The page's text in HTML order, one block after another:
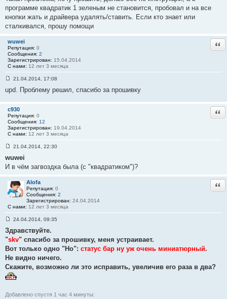
б
щ
н
е
#
5
2
программе квадратик 1 зеленым не становится, пробовал и на все
кнопки жать и драйвера удалять/ставить. Если кто знает или
сталкивался, прошу помощи
wuwei
Репутация: 0
Сообщения: 2
Зарегистрирован: 15.04.2014
С нами: 12 лет 3 месяца
о
б
щ
н
е
3
21.04.2014, 17:08
upd. Проблему решил, спасибо за прошивку
c930
Репутация: 0
Сообщения: 12
Зарегистрирован: 19.04.2014
С нами: 12 лет 3 месяца
о
б
е
н
и
#
5
4
21.04.2014, 22:30
wuwei
И в чём загвоздка была (с "квадратиком")?
Alofa
Репутация: 0
Сообщения: 2
Зарегистрирован: 24.04.2014
С нами: 12 лет 3 месяца
о
о
б
щ
н
и
е
#
24.04.2014, 09:35
Здравствуйте.
"skv" спасибо за прошивку, меня устраивает.
Вот только одно "Но": статус бар ну уж очень миниатюрный.
Не видно ничего.
Скажите, возможно ли это исправить, увеличив его раза в два?
Добавлено спустя 1 час 4 минуты: